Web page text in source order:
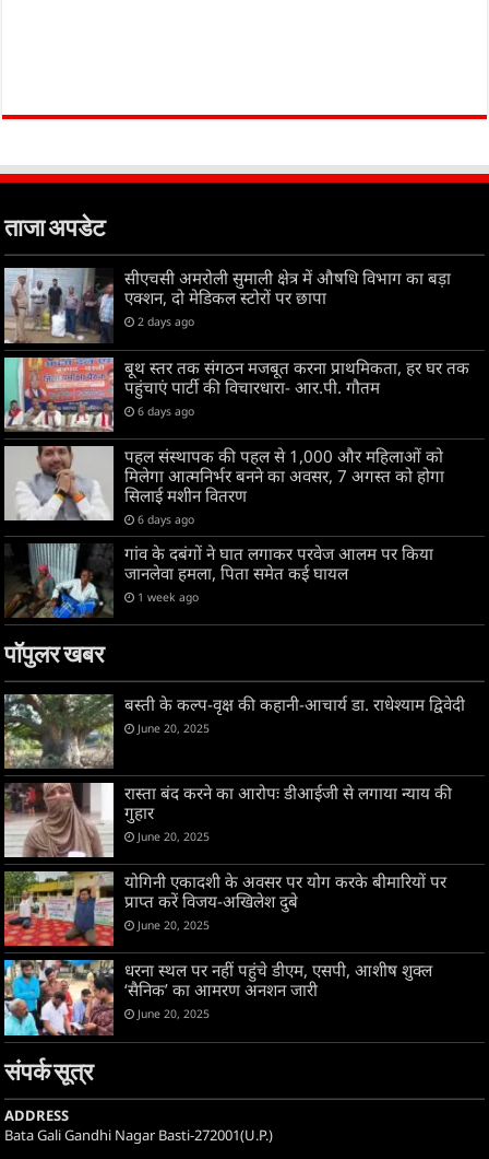
ताजा अपडेट
सीएचसी अमरोली सुमाली क्षेत्र में औषधि विभाग का बड़ा
एक्शन, दो मेडिकल स्टोरों पर छापा
2 days ago
बूथ स्तर तक संगठन मजबूत करना प्राथमिकता, हर घर तक
पहुंचाएं पार्टी की विचारधारा- आर.पी. गौतम
6 days ago
पहल संस्थापक की पहल से 1,000 और महिलाओं को
मिलेगा आत्मनिर्भर बनने का अवसर, 7 अगस्त को होगा
सिलाई मशीन वितरण
6 days ago
गांव के दबंगों ने घात लगाकर परवेज आलम पर किया
जानलेवा हमला, पिता समेत कई घायल
1 week ago
पॉपुलर खबर
बस्ती के कल्प-वृक्ष की कहानी-आचार्य डा. राधेश्याम द्विवेदी
June 20, 2025
रास्ता बंद करने का आरोपः डीआईजी से लगाया न्याय की
गुहार
June 20, 2025
योगिनी एकादशी के अवसर पर योग करके बीमारियों पर
प्राप्त करें विजय-अखिलेश दुबे
June 20, 2025
धरना स्थल पर नहीं पहुंचे डीएम, एसपी, आशीष शुक्ल
‘सैनिक’ का आमरण अनशन जारी
June 20, 2025
संपर्क सूत्र
ADDRESS
Bata Gali Gandhi Nagar Basti-272001(U.P.)